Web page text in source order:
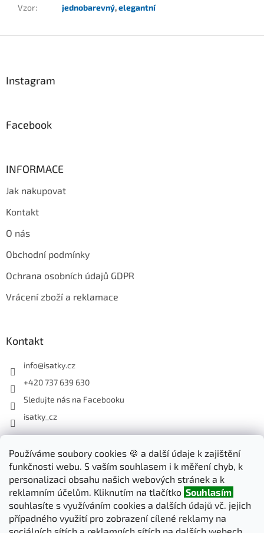
Používáme soubory cookies 🍪 a další údaje k zajištění
funkčnosti webu. S vaším souhlasem i k měření chyb, k
personalizaci obsahu našich webových stránek a k
reklamním účelům. Kliknutím na tlačítko Souhlasím
souhlasíte s využíváním cookies a dalších údajů vč. jejich
případného využití pro zobrazení cílené reklamy na
Vzor: jednobarevný,elegantní
Instagram
Facebook
INFORMACE
Jak nakupovat
Kontakt
O nás
Obchodní podmínky
Ochrana osobních údajů GDPR
Vrácení zboží a reklamace
Kontakt
info@isatky.cz
+420 737 639 630
Sledujte nás na Facebooku
isatky_cz
Odebírat newsletter
Vložte svůj e-mail a my vám budeme zasílat informace o nových
produktech na našem e-shopu.
E-mail